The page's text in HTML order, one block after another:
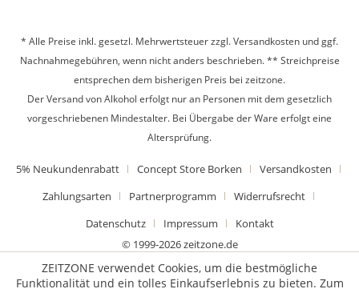
* Alle Preise inkl. gesetzl. Mehrwertsteuer zzgl.Versandkosten und ggf.
Nachnahmegebühren, wenn nicht anders beschrieben. ** Streichpreise
entsprechen dem bisherigen Preis bei zeitzone.
Der Versand von Alkohol erfolgt nur an Personen mit dem gesetzlich
vorgeschriebenen Mindestalter. Bei Übergabe der Ware erfolgt eine
Altersprüfung.
5% Neukundenrabatt Concept Store Borken
Versandkosten
Zahlungsarten
Partnerprogramm
Widerrufsrecht
Datenschutz
Impressum
Kontakt
© 1999-2026 zeitzone.de
ZEITZONE verwendet Cookies, um die bestmögliche
Funktionalität und ein tolles Einkaufserlebnis zu bieten. Zum